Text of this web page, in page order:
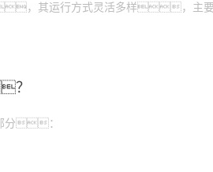
，其运行方式灵活多样，主要
？
分：